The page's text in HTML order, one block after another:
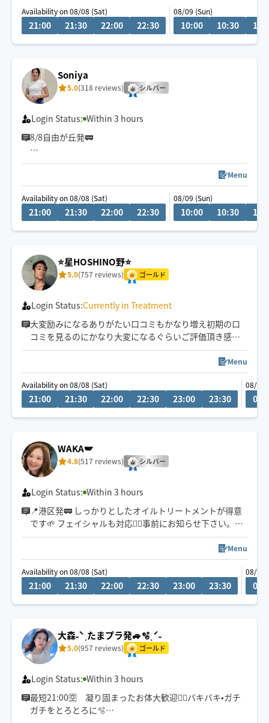
✴︎10:00〜16:00限定(90分〜)✴︎
通常価格から2000円OFF
Availability on 08/08 (Sat)
21:00 21:30 22:00 22:30
08/09 (Sun)
10:00 10:30
Soniya
5.0(318 reviews) シルバー
Login Status: Within 3 hours
8/8自由が丘発🚃
大きな手でしっかり圧を届けつつ、一人ひとりに合わせ
たオーダーメイド施術を行っています。中目黒・恵比
寿・渋谷・自由が丘を中心に活動。大手美容サロン広告
出演や個人サロン運営の実績があります。安心してお任
せください。
Menu
Availability on 08/08 (Sat)
21:00 21:30 22:00 22:30
08/09 (Sun)
10:00 10:30
⭐️星HOSHINO野⭐️
5.0(757 reviews) ゴールド
Login Status:Currently in Treatment
大変励みになるありがたい口コミもかなり増え初期の口
コミを見るのにかなり大変になるぐらいご評価頂き感謝
です♪
頂いた温かい口コミは過去の物でもしっかり覚えて励み
にしております
ご予約時間より早めに到着出来る場合もございます
Menu
Availability on 08/08 (Sat)
21:00 21:30 22:00 22:30 23:00 23:30
08/09
WAKA🪽
4.8(517 reviews) シルバー
Login Status: Within 3 hours
📍港区発🚃 しっかりとしたオイルトリートメントが得意
です🌱 フェイシャルも対応💆‍♀️事前にお知らせ下さい。※
施術中は返信遅くなります、ご了承ください🙇‍♀️
Menu
Availability on 08/08 (Sat)
21:00 21:30 22:00 22:30 23:00 23:30
08/09
大森˗ˋˏたまプラ発🚙🫧ˎˊ˗
5.0(957 reviews) ゴールド
Login Status: Within 3 hours
最短21:00🈳 凝り固まったお体大歓迎❤️‍🔥バキバキ•ガチ
ガチをとろとろに🫧